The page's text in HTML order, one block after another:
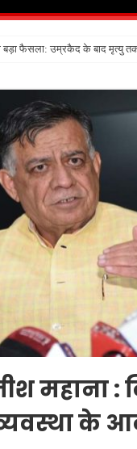
बड़ा फैसला: उम्रकैद के बाद मृत्यु
महाना :
के